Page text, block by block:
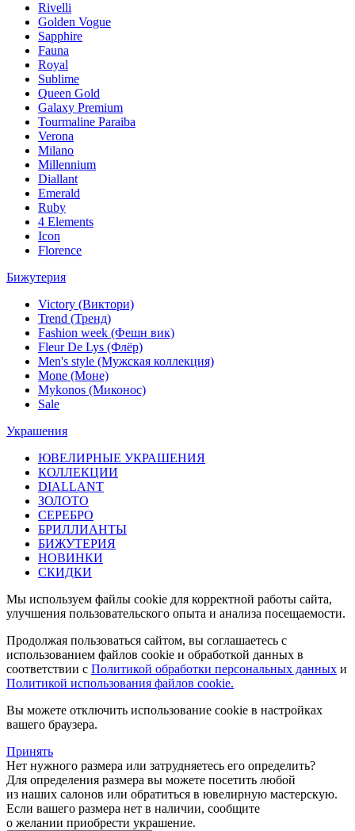
Rivelli
Golden Vogue
Sapphire
Fauna
Royal
Sublime
Queen Gold
Galaxy Premium
Tourmaline Paraiba
Verona
Milano
Millennium
Diallant
Emerald
Ruby
4 Elements
Icon
Florence
Бижутерия
Victory (Виктори)
Trend (Тренд)
Fashion week (Фешн вик)
Fleur De Lys (Флёр)
Men's style (Мужская коллекция)
Mone (Моне)
Mykonos (Миконос)
Sale
Украшения
ЮВЕЛИРНЫЕ УКРАШЕНИЯ
КОЛЛЕКЦИИ
DIALLANT
ЗОЛОТО
СЕРЕБРО
БРИЛЛИАНТЫ
БИЖУТЕРИЯ
НОВИНКИ
СКИДКИ
Мы используем файлы cookie для корректной работы сайта,
улучшения пользовательского опыта и анализа посещаемости.
Продолжая пользоваться сайтом, вы соглашаетесь с
использованием файлов cookie и обработкой данных в
соответствии с Политикой обработки персональных данных и
Политикой использования файлов cookie.
Вы можете отключить использование cookie в настройках
вашего браузера.
Принять
Нет нужного размера или затрудняетесь его определить?
Для определения размера вы можете посетить любой
из наших салонов или обратиться в ювелирную мастерскую.
Если вашего размера нет в наличии, сообщите
о желании приобрести украшение.